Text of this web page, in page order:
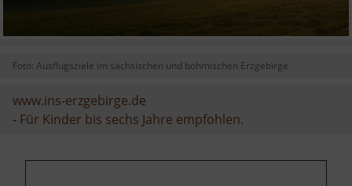
Foto: Ausflugsziele im sächsischen und böhmischen Erzgebirge
www.ins-erzgebirge.de
- Für Kinder bis sechs Jahre empfohlen.